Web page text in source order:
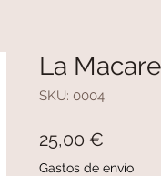
La
SKU: 0004
25,00 €
Gastos de envío